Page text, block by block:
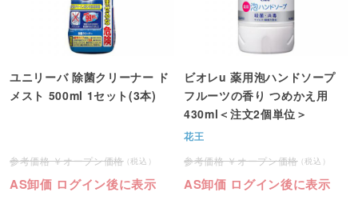
ユニリーバ 除菌クリーナー ド
メスト 500ml 1セット(3本)
オープン価格
AS卸価 ログイン後に表示
ビオレu 薬用泡ハンドソープ
フルーツの香り つめかえ用
430ml＜注文2個単位＞
花王
オープン価格
AS卸価 ログイン後に表示